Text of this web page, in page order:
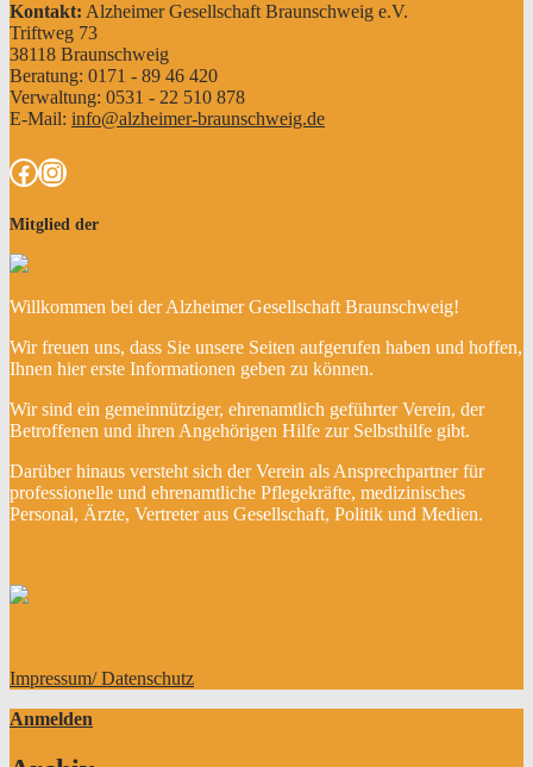
Kontakt: Alzheimer Gesellschaft Braunschweig e.V.
Triftweg 73
38118 Braunschweig
Beratung: 0171 - 89 46 420
Verwaltung: 0531 - 22 510 878
E-Mail: info@alzheimer-braunschweig.de
Facebook
Instagram
Mitglied der
Willkommen bei der Alzheimer Gesellschaft Braunschweig!
Wir freuen uns, dass Sie unsere Seiten aufgerufen haben und hoffen,
Ihnen hier erste Informationen geben zu können.
Wir sind ein gemeinnütziger, ehrenamtlich geführter Verein, der
Betroffenen und ihren Angehörigen Hilfe zur Selbsthilfe gibt.
Darüber hinaus versteht sich der Verein als Ansprechpartner für
professionelle und ehrenamtliche Pflegekräfte, medizinisches
Personal, Ärzte, Vertreter aus Gesellschaft, Politik und Medien.
Impressum/ Datenschutz
Anmelden